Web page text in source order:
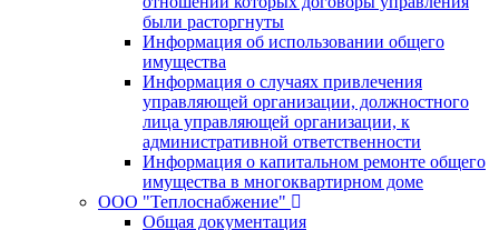
были расторгнуты
Информация об использовании общего
имущества
Информация о случаях привлечения
управляющей организации, должностного
лица управляющей организации, к
административной ответственности
Информация о капитальном ремонте общего
имущества в многоквартирном доме
ООО "Теплоснабжение"
Общая документация